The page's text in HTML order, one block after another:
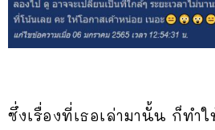
ซึ่งเรื่องที่เธอเล่ามานั้น ก็ทำ